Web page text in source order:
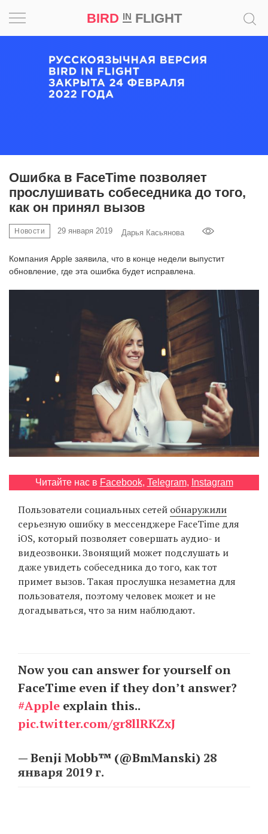
BIRD INFLIGHT
EN
UA
Ошибка в FaceTime позволяет
прослушивать собеседника до того,
как он принял вызов
Новости 29 января 2019 Дарья Касьянова
Компания Apple заявила, что в конце недели выпустит
обновление, где эта ошибка будет исправлена.
Читайте нас в Facebook, Telegram, Instagram
Пользователи социальных сетей обнаружили
серьезную ошибку в мессенджере FaceTime для
iOS, который позволяет совершать аудио- и
видеозвонки. Звонящий может подслушать и
даже увидеть собеседника до того, как тот
примет вызов. Такая прослушка незаметна для
пользователя, поэтому человек может и не
догадываться, что за ним наблюдают.
Now you can answer for yourself on
FaceTime even if they don’t answer?
#Apple explain this..
pic.twitter.com/gr8llRKZxJ
— Benji Mobb™ (@BmManski) 28
января 2019 г.